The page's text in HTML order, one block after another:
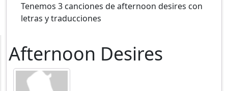
Tenemos 3 canciones de afternoon desires con
letras y traducciones
Afternoon Desires